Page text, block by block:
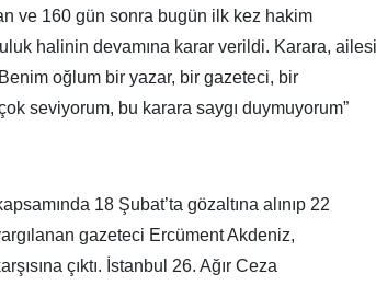
ve 160 gün sonra bugün ilk kez hakim
halinin devamına karar verildi. Karara, ailesi
oğlum bir yazar, bir gazeteci, bir
seviyorum, bu karara saygı duymuyorum”
18 Şubat’ta gözaltına alınıp 22
gazeteci Ercüment Akdeniz,
çıktı. İstanbul 26. Ağır Ceza